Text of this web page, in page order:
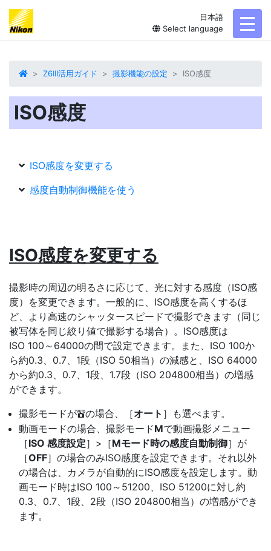
日本語
Select language
Z6III活用ガイド 撮影機能の設定 ISO感度
ISO感度
ISO感度を変更する
感度自動制御機能を使う
ISO感度を変更する
撮影時の周辺の明るさに応じて、光に対する感度（ISO感
度）を変更できます。一般的に、ISO感度を高くするほ
ど、より高速のシャッタースピードで撮影できます（同じ
被写体を同じ絞り値で撮影する場合）。ISO感度は
ISO 100～64000の間で設定できます。また、ISO 100か
ら約0.3、0.7、1段（ISO 50相当）の減感と、ISO 64000
から約0.3、0.7、1段、1.7段（ISO 204800相当）の増感
ができます。
撮影モードがbの場合、［オート ］も選べます。
動画モードの場合、撮影モードMで動画撮影メニュー
［ISO 感度設定］>［Mモード時の感度自動制御］が
［OFF］の場合のみISO感度を設定できます。それ以外
の場合は、カメラが自動的にISO感度を設定します。動
画モード時はISO 100～51200、ISO 51200に対し約
0.3、0.7、1段、2段（ISO 204800相当）の増感ができ
ます。